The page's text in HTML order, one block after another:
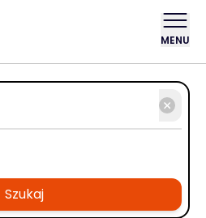
MENU
Szukaj